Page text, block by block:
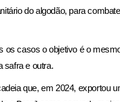
do algodão, para
casos o objetivo é o
safra e outra.
que, em 2024, exportou